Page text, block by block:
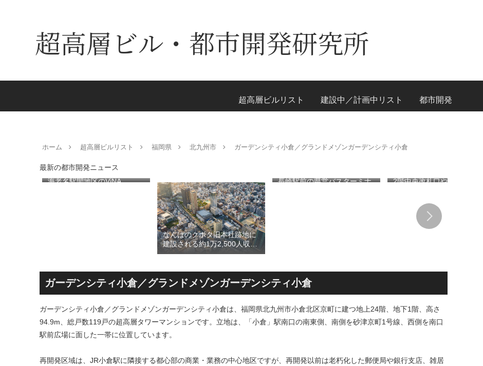
超高層ビル・都市開発研究所
超高層ビルリスト 建設中／計画中リスト 都市開発
ホーム 超高層ビルリスト 福岡県 北九州市 ガーデンシティ小倉／グランドメゾンガーデンシティ小倉
最新の都市開発ニュース
海老名駅間地区のViNA
なんばのクボタ旧本社跡地に
建設される約1万2,500人収容
の多目的アリーナ「（仮称）
区名称は「Kubota field（クボ
タフィールド）」に決定！！
長崎駅前の県営バスターミナ
2階中央改札口やホームドア
機能強化で神奈川県央の交通
拠点が進化！！
ガーデンシティ小倉／グランドメゾンガーデンシティ小倉
ガーデンシティ小倉／グランドメゾンガーデンシティ小倉は、福岡県北九州市小倉北区京町に建つ地上24階、地下1階、高さ
94.9m、総戸数119戸の超高層タワーマンションです。立地は、「小倉」駅南口の南東側、南側を砂津京町1号線、西側を南口
駅前広場に面した一帯に位置しています。
再開発区域は、JR小倉駅に隣接する都心部の商業・業務の中心地区ですが、再開発以前は老朽化した郵便局や銀行支店、雑居